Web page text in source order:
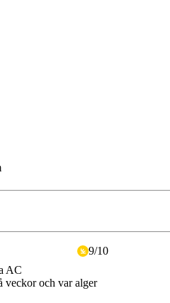
9/10
AC
veckor och var alger